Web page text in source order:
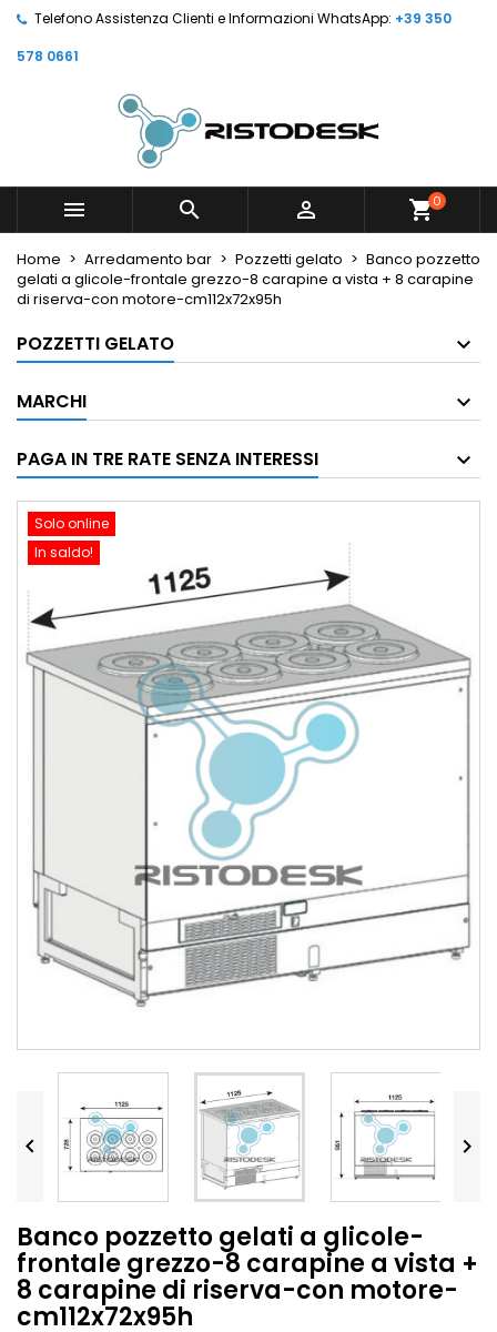
Telefono Assistenza Clienti e Informazioni WhatsApp: +39 350
578 0661
   shopping_cart0
Home Arredamento bar Pozzetti gelato
Banco pozzetto
gelati a glicole-frontale grezzo-8 carapine a vista + 8 carapine
di riserva-con motore-cm112x72x95h
POZZETTI GELATO
MARCHI
PAGA IN TRE RATE SENZA INTERESSI
Solo online
In saldo!
 
Banco pozzetto gelati a glicole-
frontale grezzo-8 carapine a vista +
8 carapine di riserva-con motore-
cm112x72x95h